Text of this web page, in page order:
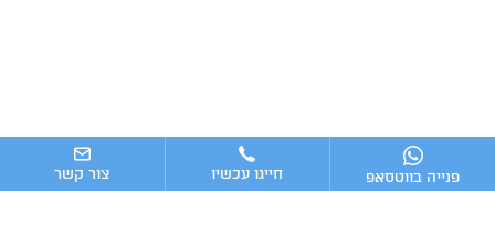
פנייה בווטסאפ חייגו עכשיו צור קשר